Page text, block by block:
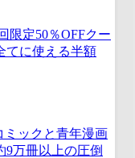
限定50％OFFクー
てに使える半額
ミックと青年漫画
9万冊以上の圧倒